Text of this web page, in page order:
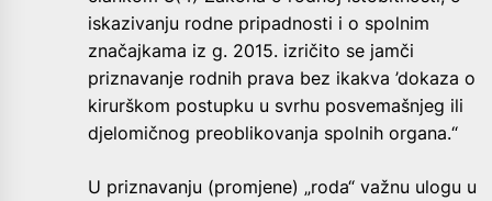
iskazivanju rodne pripadnosti i o spolnim
značajkama iz g. 2015. izričito se jamči
priznavanje rodnih prava bez ikakva ’dokaza o
kirurškom postupku u svrhu posvemašnjeg ili
djelomičnog preoblikovanja spolnih organa.“
U priznavanju (promjene) „roda“ važnu ulogu u